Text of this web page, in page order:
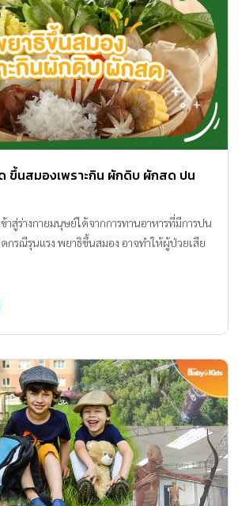
ขึ้นสมองเพราะกิน ผักดิบ ผักสด ปน
าสู่ร่างกายมนุษย์ได้จากการทานอาหารที่มีการปน
กรณีรุนแรง พยาธิขึ้นสมอง อาจทำให้ผู้ป่วยเสีย